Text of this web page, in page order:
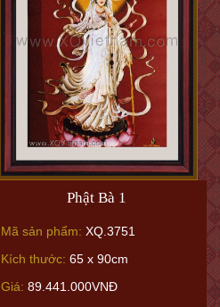
Phật Bà 1
Mã sản phẩm: XQ.3751
Kích thước: 65 x 90cm
Giá: 89.441.000VNĐ